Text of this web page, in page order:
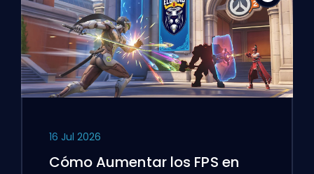
16 Jul 2026
Cómo Aumentar los FPS en